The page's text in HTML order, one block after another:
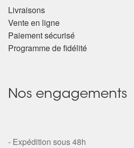
Livraisons
Vente en ligne
Paiement sécurisé
Programme de fidélité
Nos engagements
- Expédition sous 48h